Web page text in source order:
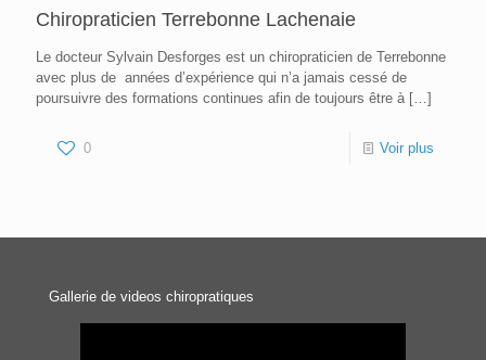
Chiropraticien Terrebonne Lachenaie
Le docteur Sylvain Desforges est un chiropraticien de Terrebonne
avec plus de années d’expérience qui n’a jamais cessé de
poursuivre des formations continues afin de toujours être à[…]
0 Voir plus
Gallerie de videos chiropratiques